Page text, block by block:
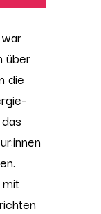
über
die